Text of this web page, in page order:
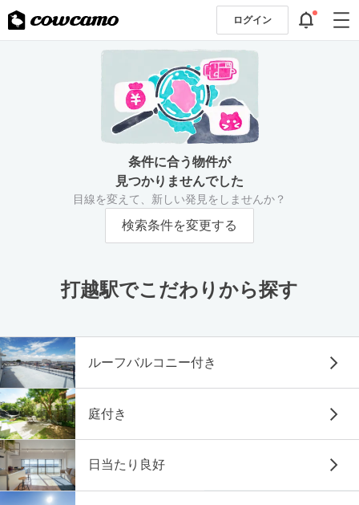
ログイン
条件に合う物件が
見つかりませんでした
目線を変えて、新しい発見をしませんか？
検索条件を変更する
打越駅でこだわりから探す
ルーフバルコニー付き
庭付き
日当たり良好